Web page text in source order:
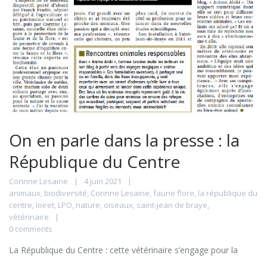
On en parle dans la presse : la
République du Centre
Corinne Lesaine
4 juin 2021
animaux, biodiversité, Corinne Lesaine, faune flore, la république du
centre, loiret, LPO, nature, oiseaux, saint-jean de braye,
vétérinaire
0 comments
La République du Centre : cette vétérinaire s’engage pour la